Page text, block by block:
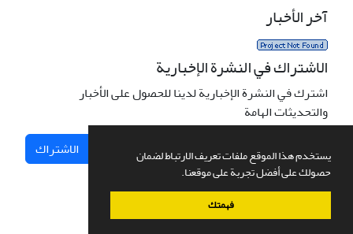
يستخدم هذا الموقع ملفات تعريف الارتباط لضمان
حصولك على أفضل تجربة على موقعنا.
فهمتك
آخر الأخبار
الاشتراك في النشرة الإخبارية
اشترك في النشرة الإخبارية لدينا للحصول على الأخبار
والتحديثات الهامة
الاشتراك
نظام إدارة المجلات.صمم بواسطةسیناوب